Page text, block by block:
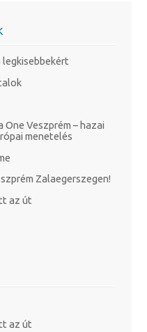
legkisebbekért
Veszprém – hazai
menetelés
Zalaegerszegen!
az út
az út